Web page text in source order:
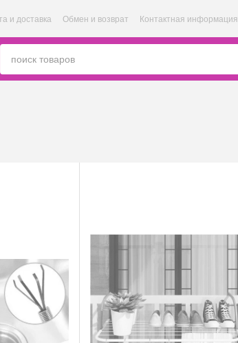
и доставка Обмен и возврат Контактная информация